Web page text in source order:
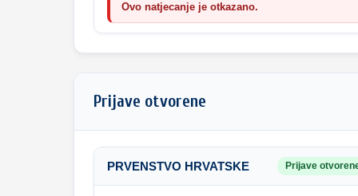
Ovo natjecanje je otkazano.
Prijave otvorene
PRVENSTVO HRVATSKE Prijave